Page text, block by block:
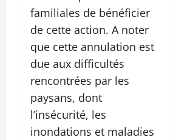
familiales de bénéficier
de cette action. A noter
que cette annulation est
due aux difficultés
rencontrées par les
paysans, dont
l’insécurité, les
inondations et maladies